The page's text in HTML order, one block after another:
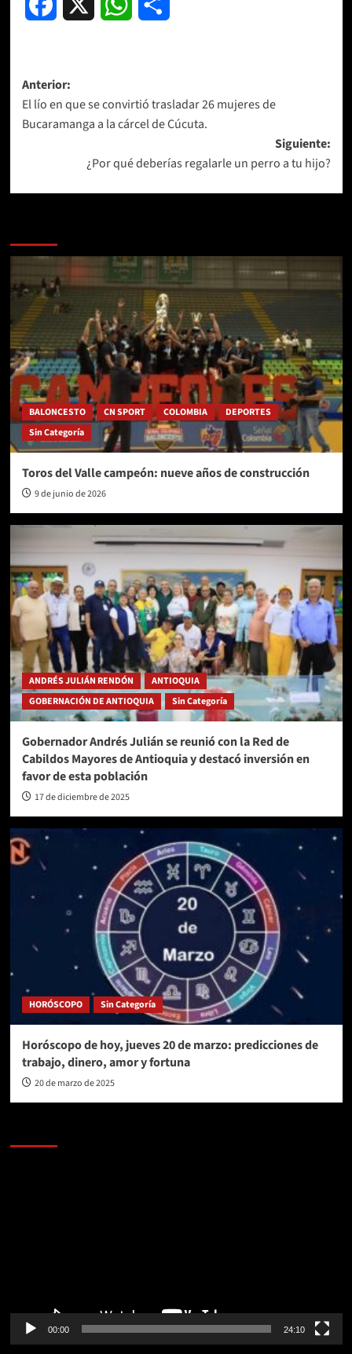
Facebook WhatsApp
Navegación
de
entradas
Anterior:
El lío en que se convirtió trasladar 26 mujeres de
Bucaramanga a la cárcel de Cúcuta.
Siguiente:
¿Por qué deberías regalarle un perro a tu hijo?
BALONCESTO CN SPORT COLOMBIA
DEPORTES
Sin Categoría
Toros del Valle campeón: nueve años de construcción
9 de junio de 2026
ANDRÉS JULIÁN RENDÓN
ANTIOQUIA
GOBERNACIÓN DE ANTIOQUIA
Sin Categoría
Gobernador Andrés Julián se reunió con la Red de
Cabildos Mayores de Antioquia y destacó inversión en
favor de esta población
17 de diciembre de 2025
HORÓSCOPO Sin Categoría
Horóscopo de hoy, jueves 20 de marzo: predicciones de
trabajo, dinero, amor y fortuna
20 de marzo de 2025
00:00 24:10